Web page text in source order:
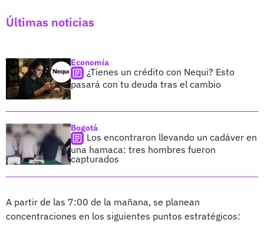
Últimas noticias
Economía
¿Tienes un crédito con Nequi? Esto
pasará con tu deuda tras el cambio
Bogotá
Los encontraron llevando un cadáver en
una hamaca: tres hombres fueron
capturados
A partir de las 7:00 de la mañana, se planean
concentraciones en los siguientes puntos estratégicos: